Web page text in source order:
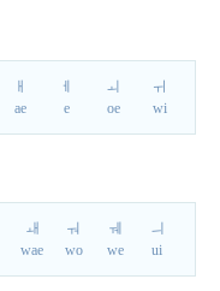
ㅐ
ae
ㅔ
e
ㅚ
oe
ㅟ
wi
ㅙ
wae
ㅝ
wo
ㅞ
we
ㅢ
ui